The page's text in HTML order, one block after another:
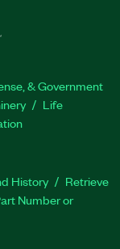
& Government
Life
History
Retrieve
Number or